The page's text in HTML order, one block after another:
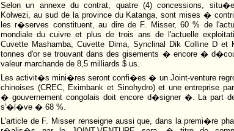
Selon un annexe du contrat, quatre (4) concessions,
Kolwezi, au sud de la province du Katanga, sont mises �
les r�serves constituent, au dire de F. Misser, 60 % de
mondiale du cuivre et plus de trois ans de l'actuelle
Cuvette Mashamba, Cuvette Dima, Synclinal Dik Colline D et
tonnes d'or se trouvant dans des gisements � encore �
valeur marchande de 8,5 milliards $ us.
Les activit�s mini�res seront confi�es � un Joint-venture
chinoises (CREC, Eximbank et Sinohydro) et une entreprise
� gouvernement congolais doit encore d�signer �. La part
s'�l�ve � 68 %.
L'article de F. Misser renseigne aussi que, dans la premi�re